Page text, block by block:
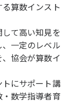
算数インスト
て高い知見を
一定のレベル
協会が算数イ
にサポート講
数学指導者育